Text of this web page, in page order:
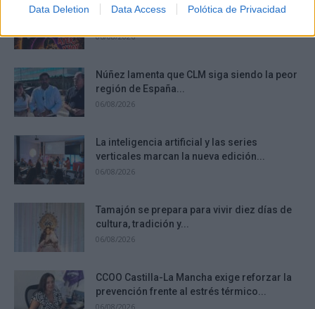
Data Deletion Data Access Polótica de Privacidad
La Terraza Ayer y Hoy sortea diez entradas
06/08/2026
Núñez lamenta que CLM siga siendo la peor
región de España...
06/08/2026
La inteligencia artificial y las series
verticales marcan la nueva edición...
06/08/2026
Tamajón se prepara para vivir diez días de
cultura, tradición y...
06/08/2026
CCOO Castilla-La Mancha exige reforzar la
prevención frente al estrés térmico...
06/08/2026